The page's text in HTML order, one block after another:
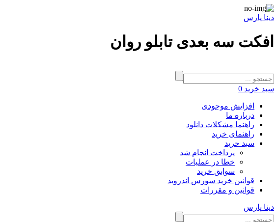
دینا پارس
افکت سه بعدی تابلو روان
سبد خرید 0
افزایش موجودی
درباره ما
راهنما مشکلات دانلود
راهنمای خرید
سبد خرید
پرداخت انجام شد
خطا در عملیات
سوابق خرید
قوانین خرید سورس اندروید
قوانین و مقررات
دینا پارس